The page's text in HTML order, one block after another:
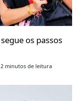
os passos
2 minutos de leitura